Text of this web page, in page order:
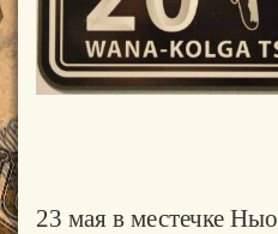
23 мая в местечке